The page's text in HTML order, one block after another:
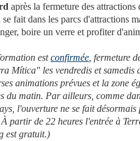
après la fermeture des attractions
fait dans les parcs d'attractions
boire un verre et profiter
estconfirmée, fermeture
Mítica" les vendredis et samedis
animations prévues et la zone
du matin. Par ailleurs, comme
l'ouverture ne se fait désormais
partir de 22 heures l'entrée à
est gratuit.)